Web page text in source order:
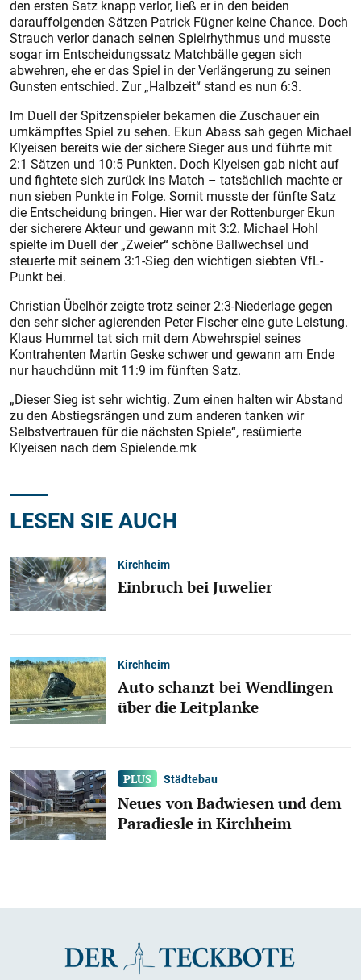
den ersten Satz knapp verlor, ließ er in den beiden
darauffolgenden Sätzen Patrick Fügner keine Chance. Doch
Strauch verlor danach seinen Spielrhythmus und musste
sogar im Entscheidungssatz Matchbälle gegen sich
abwehren, ehe er das Spiel in der Verlängerung zu seinen
Gunsten entschied. Zur „Halbzeit“ stand es nun 6:3.
Im Duell der Spitzenspieler bekamen die Zuschauer ein
umkämpftes Spiel zu sehen. Ekun Abass sah gegen Michael
Klyeisen bereits wie der sichere Sieger aus und führte mit
2:1 Sätzen und 10:5 Punkten. Doch Klyeisen gab nicht auf
und fightete sich zurück ins Match – tatsächlich machte er
nun sieben Punkte in Folge. Somit musste der fünfte Satz
die Entscheidung bringen. Hier war der Rottenburger Ekun
der sicherere Akteur und gewann mit 3:2. Michael Hohl
spielte im Duell der „Zweier“ schöne Ballwechsel und
steuerte mit seinem 3:1-Sieg den wichtigen siebten VfL-
Punkt bei.
Christian Übelhör zeigte trotz seiner 2:3-Niederlage gegen
den sehr sicher agierenden Peter Fischer eine gute Leistung.
Klaus Hummel tat sich mit dem Abwehrspiel seines
Kontrahenten Martin Geske schwer und gewann am Ende
nur hauchdünn mit 11:9 im fünften Satz.
„Dieser Sieg ist sehr wichtig. Zum einen halten wir Abstand
zu den Abstiegsrängen und zum anderen tanken wir
Selbstvertrauen für die nächsten Spiele“, resümierte
Klyeisen nach dem Spielende.mk
LESEN SIE AUCH
Kirchheim
Einbruch bei Juwelier
Kirchheim
Auto schanzt bei Wendlingen
über die Leitplanke
Städtebau
Neues von Badwiesen und dem
Paradiesle in Kirchheim